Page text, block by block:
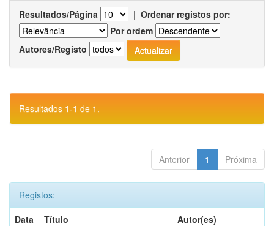
Resultados/Página | Ordenar registos por:
Por ordem
Autores/Registo
Resultados 1-1 de 1.
Anterior 1 Próxima
Registos:
Data
Título
Autor(es)